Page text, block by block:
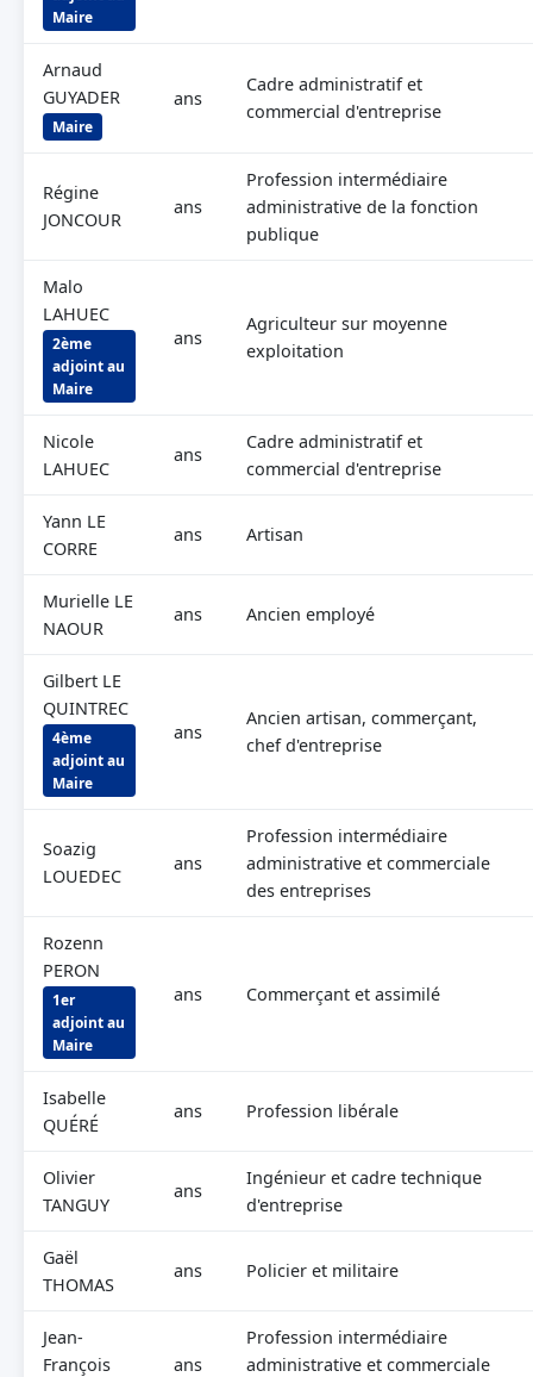
Maire
Arnaud
GUYADER
Maire
ans
Cadre administratif et
commercial d'entreprise
Régine
JONCOUR
ans
Profession intermédiaire
administrative de la fonction
publique
Malo
LAHUEC
2ème
adjoint au
Maire
ans
Agriculteur sur moyenne
exploitation
Nicole
LAHUEC
ans
Cadre administratif et
commercial d'entreprise
Yann LE
CORRE
ans Artisan
Murielle LE
NAOUR
ans Ancien employé
Gilbert LE
QUINTREC
4ème
adjoint au
Maire
ans
Ancien artisan, commerçant,
chef d'entreprise
Soazig
LOUEDEC
ans
Profession intermédiaire
administrative et commerciale
des entreprises
Rozenn
PERON
1er
adjoint au
Maire
ans Commerçant et assimilé
Isabelle
QUÉRÉ
ans Profession libérale
Olivier
TANGUY
ans
Ingénieur et cadre technique
d'entreprise
Gaël
THOMAS
ans Policier et militaire
Jean-
François
ans
Profession intermédiaire
administrative et commerciale